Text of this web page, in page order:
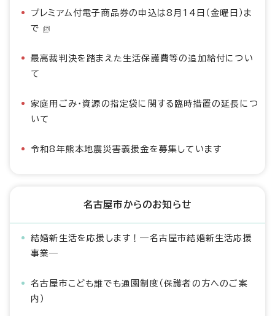
プレミアム付電子商品券の申込は8月14日（金曜日）ま
で
最高裁判決を踏まえた生活保護費等の追加給付につい
て
家庭用ごみ・資源の指定袋に関する臨時措置の延長につ
いて
令和8年熊本地震災害義援金を募集しています
名古屋市からのお知らせ
結婚新生活を応援します！―名古屋市結婚新生活応援
事業―
名古屋市こども誰でも通園制度（保護者の方へのご案
内）